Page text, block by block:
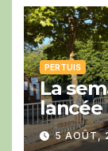
PERTUIS
La
lancée
5 AOÛT,